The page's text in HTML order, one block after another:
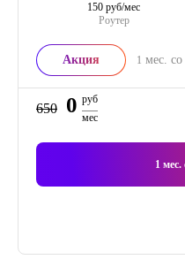
Роутер
150 руб/мес
Акция 1 мес. со
650 0 руб
мес
1 мес.